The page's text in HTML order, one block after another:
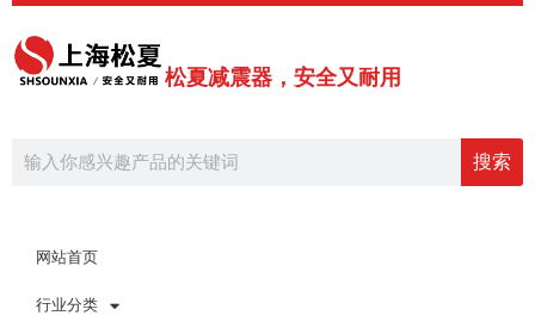
跳
内
松夏减震器，安全又耐用
搜索
网站首页
行业分类